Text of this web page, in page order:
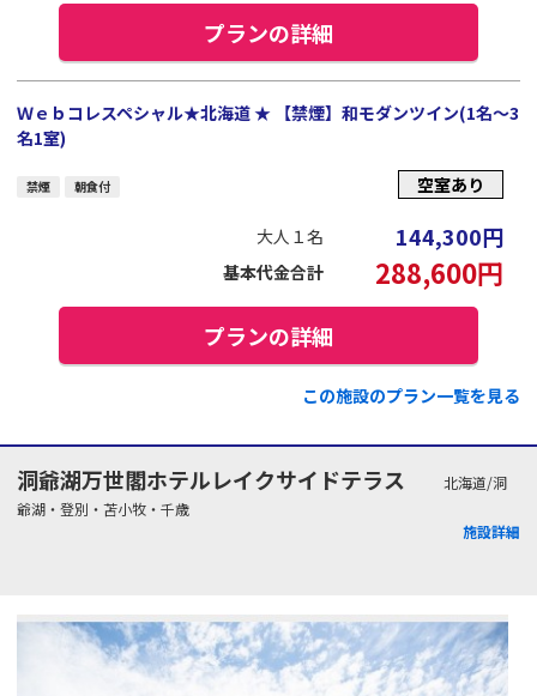
プランの詳細
Ｗｅｂコレスペシャル★北海道 ★ 【禁煙】和モダンツイン(1名～3
名1室)
禁煙 朝食付 空室あり
大人１名 144,300円
基本代金合計 288,600円
プランの詳細
この施設のプラン一覧を見る
洞爺湖万世閣ホテルレイクサイドテラス
北海道/洞
爺湖・登別・苫小牧・千歳
施設詳細